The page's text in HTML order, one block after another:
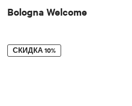
Bologna Welcome
СКИДКА10%